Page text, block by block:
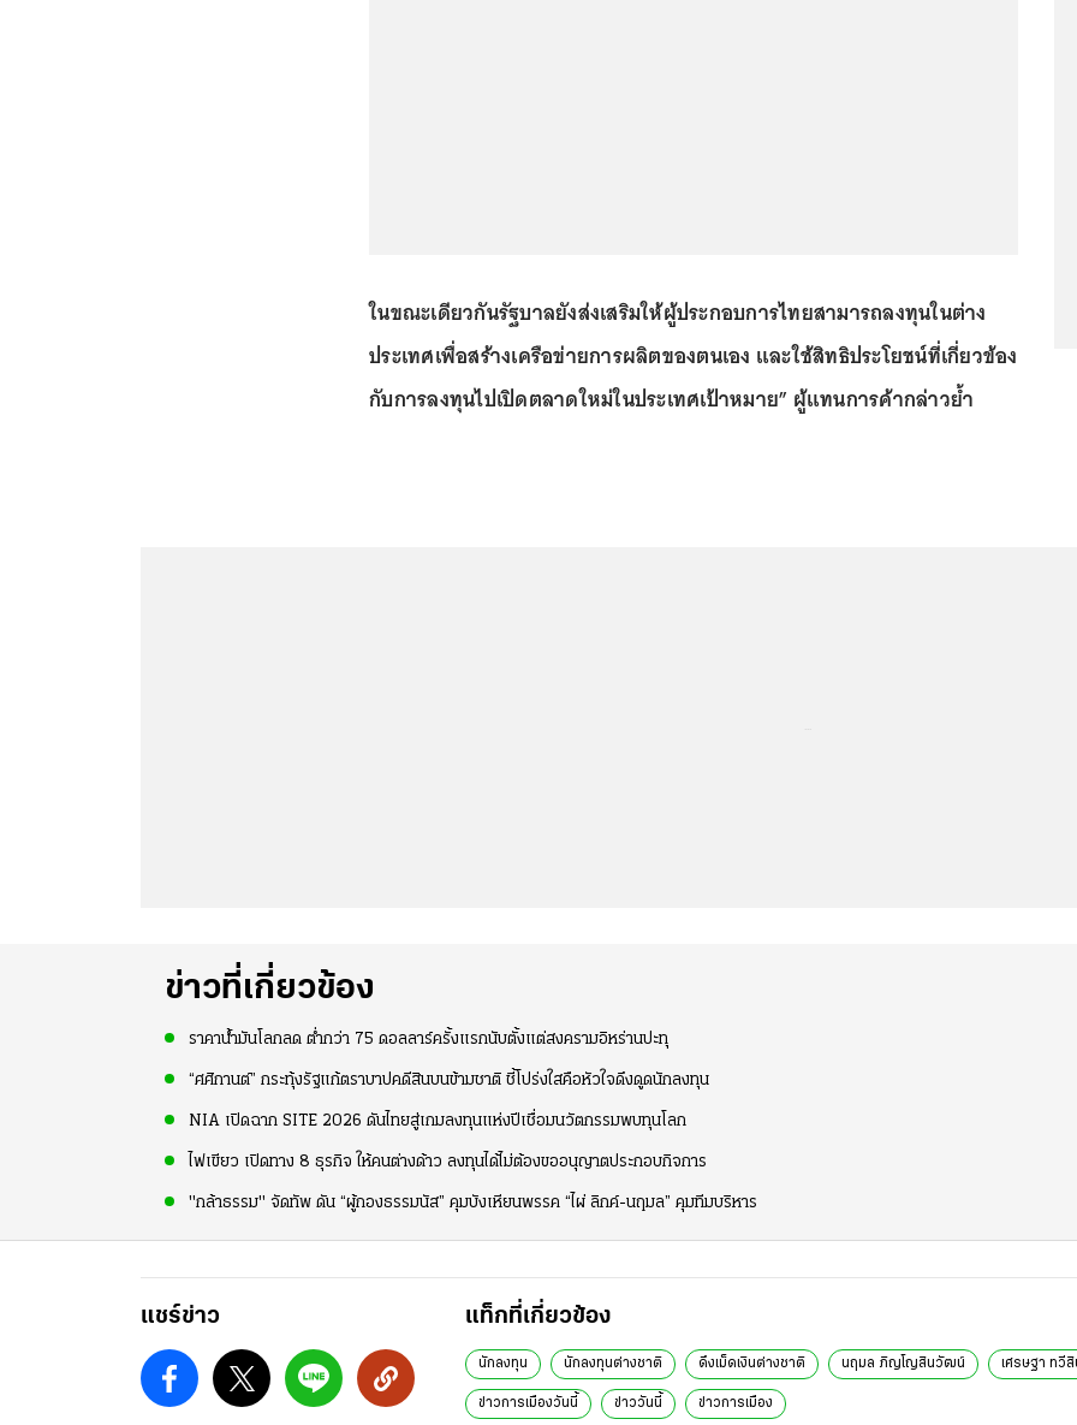
ในขณะเดียวกันรัฐบาลยังส่งเสริมให้ผู้ประกอบการไทยสามารถลงทุนในต่าง
ประเทศเพื่อสร้างเครือข่ายการผลิตของตนเอง และใช้สิทธิประโยชน์ที่เกี่ยวข้อง
กับการลงทุนไปเปิดตลาดใหม่ในประเทศเป้าหมาย” ผู้แทนการค้ากล่าวย้ำ
ข่าวที่เกี่ยวข้อง
ราคาน้ำมันโลกลด ต่ำกว่า 75 ดอลลาร์ครั้งแรกนับตั้งแต่สงครามอิหร่านปะทุ
“ศศิกานต์” กระทุ้งรัฐแก้ตราบาปคดีสินบนข้ามชาติ ชี้โปร่งใสคือหัวใจดึงดูดนักลงทุน
NIA เปิดฉาก SITE 2026 ดันไทยสู่เกมลงทุนแห่งปีเชื่อมนวัตกรรมพบทุนโลก
ไฟเขียว เปิดทาง 8 ธุรกิจ ให้คนต่างด้าว ลงทุนได้ไม่ต้องขออนุญาตประกอบกิจการ
"กล้าธรรม" จัดทัพ ดัน “ผู้กองธรรมนัส” คุมบังเหียนพรรค “ไผ่ ลิกค์-นฤมล” คุมทีมบริหาร
แชร์ข่าว แท็กที่เกี่ยวข้อง
นักลงทุน นักลงทุนต่างชาติ ดึงเม็ดเงินต่างชาติ นฤมล ภิญโญสินวัฒน์ เศรษฐา ทวี
ข่าวการเมืองวันนี้ ข่าววันนี้ ข่าวการเมือง